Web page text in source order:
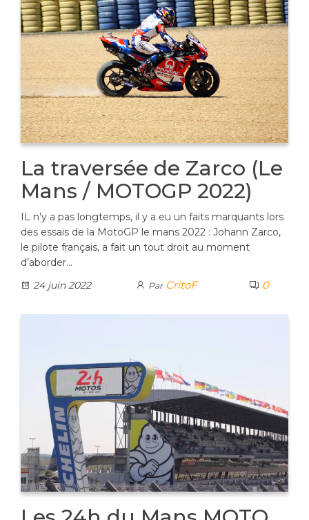
La traversée de Zarco (Le
Mans / MOTOGP 2022)
IL n’y a pas longtemps, il y a eu un faits marquants lors
des essais de la MotoGP le mans 2022 : Johann Zarco,
le pilote français, a fait un tout droit au moment
d’aborder…
24 juin 2022
Par CritoF 0